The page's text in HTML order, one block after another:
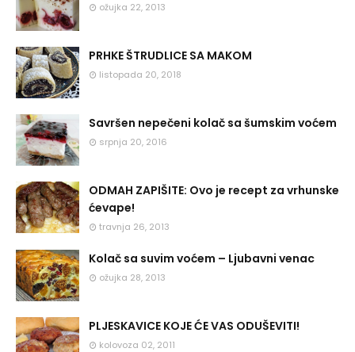
ožujka 22, 2013
PRHKE ŠTRUDLICE SA MAKOM
listopada 20, 2018
Savršen nepečeni kolač sa šumskim voćem
srpnja 20, 2016
ODMAH ZAPIŠITE: Ovo je recept za vrhunske
ćevape!
travnja 26, 2013
Kolač sa suvim voćem – Ljubavni venac
ožujka 28, 2013
PLJESKAVICE KOJE ĆE VAS ODUŠEVITI!
kolovoza 02, 2011